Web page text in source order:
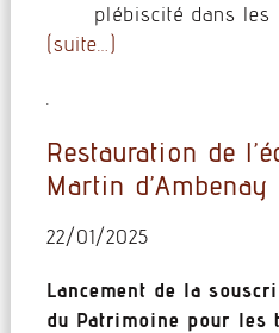
plébiscité dans les
(suite…)
Restauration de
Martin d’Ambenay
22/01/2025
Lancement de la
du Patrimoine pour les